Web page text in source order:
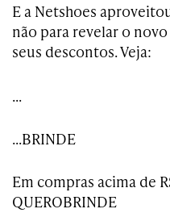
E a Netshoes
não para revelar o
seus descontos. Veja:
…
…BRINDE
Em compras acima de
️QUEROBRINDE️